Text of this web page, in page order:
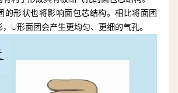
的形状也将影响面包芯结构。相比将面团
U形面团会产生更均匀、更细的气孔。